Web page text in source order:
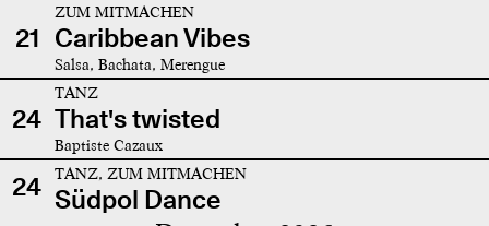
21
ZUM MITMACHEN
Caribbean Vibes
Salsa, Bachata, Merengue
24
TANZ
That's twisted
Baptiste Cazaux
24 TANZ, ZUM MITMACHEN
Südpol Dance